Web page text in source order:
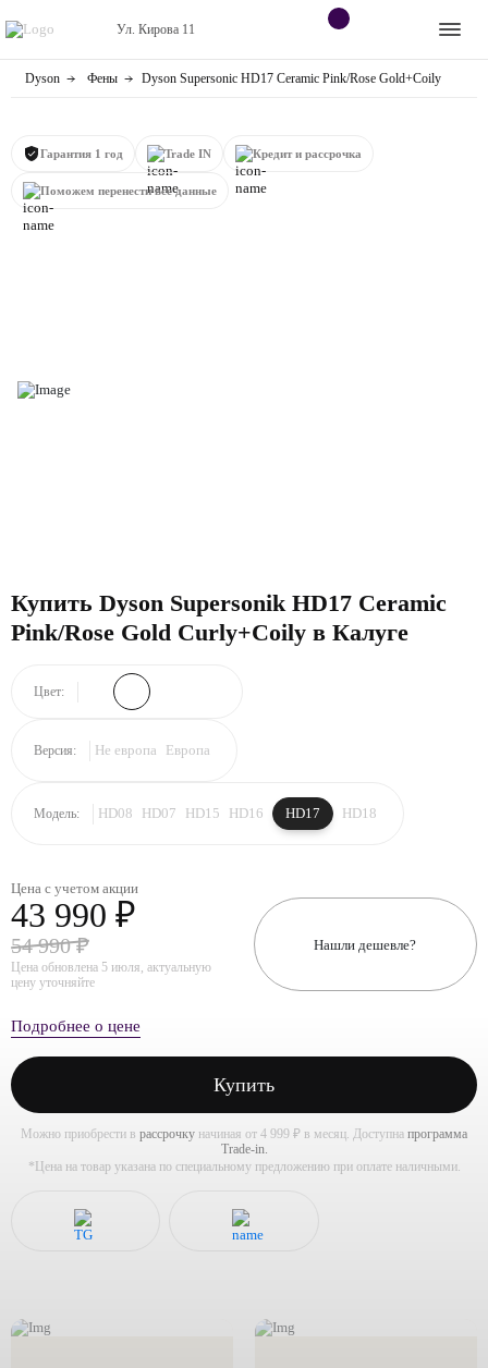
Ул. Кирова 11
Контакты
магазине
Apple
Яндекс станции
Dyson Фены Dyson Supersonic HD17 Ceramic Pink/Rose Gold+Coily
Гарантия 1 год Trade IN Кредит и рассрочка
Поможем перенести все данные
Купить Dyson Supersonik HD17 Ceramic
Pink/Rose Gold Curly+Coily в Калуге
Цвет:
Версия: Не европа Европа
Модель: HD08 HD07 HD15 HD16 HD17 HD18
Цена с учетом акции
43 990 ₽
54 990 ₽
Цена обновлена 5 июля, актуальную
цену уточняйте
Нашли дешевле?
Подробнее о цене
Купить
Можно приобрести в рассрочку начиная от 4 999 ₽ в месяц. Доступна программа
Trade-in.
*Цена на товар указана по специальному предложению при оплате наличными.